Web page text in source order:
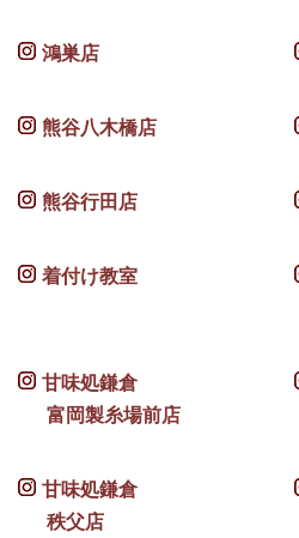
鴻巣店
熊谷八木橋店
熊谷行田店
着付け教室
甘味処鎌倉
富岡製糸場前店
甘味処鎌倉
秩父店